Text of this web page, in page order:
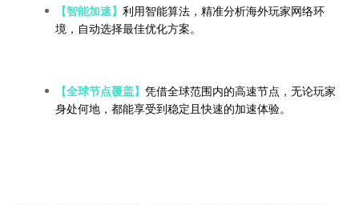
【智能加速】 利用智能算法，精准分析海外玩家网络环
境，自动选择最佳优化方案。
【全球节点覆盖】 凭借全球范围内的高速节点，无论玩家
身处何地，都能享受到稳定且快速的加速体验。